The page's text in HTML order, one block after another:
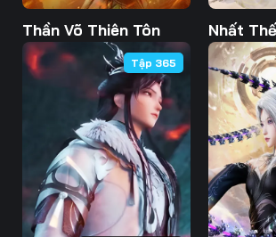
Tập 103 Tập 104
Tập 106 Tập 107
Tập 109 Tập 110
Tập 112 Tập 113
Tập 115 Tập 116
Tập 118 Tập 119
Thần Võ Thiên Tôn Nhất
Tập 365